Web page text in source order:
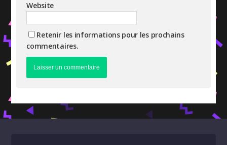
Website
Retenir les informations pour les prochains
commentaires.